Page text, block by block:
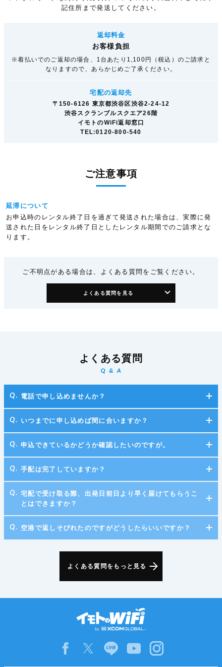
記住所まで発送してください。
返却料金
お客様負担
※着払いでのご返却の場合、1台あたり1,100円（税込）のご請求と
なりますので、あらかじめご了承ください。
宅配の返却先
〒150-6126 東京都渋谷区渋谷2-24-12
渋谷スクランブルスクエア26階
イモトのWiFi返却窓口
TEL:0120-800-540
ご注意事項
延滞について
お申込時のレンタル終了日を過ぎて発送された場合は、実際に発
送された日をレンタル終了日としたレンタル期間でのご請求とな
ります。
ご不明点がある場合は、よくある質問をご覧ください。
よくある質問を見る
よくある質問
Q & A
電話で申し込めませんか？
いつまでに申し込めば間に合いますか？
申込できているかどうか確認したいのですが。
手配は完了していますか？
宅配で受け取る際、出発日前日より早く届けてもらうこ
とはできますか？
空港で返しそびれたのですがどうしたらいいですか？
よくある質問をもっと見る